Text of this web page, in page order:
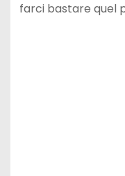
farci bastare quel